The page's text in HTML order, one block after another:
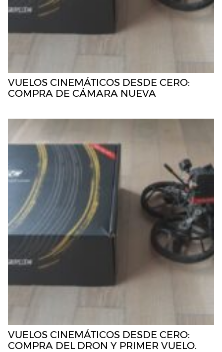
VUELOS CINEMÁTICOS DESDE CERO:
COMPRA DE CÁMARA NUEVA
VUELOS CINEMÁTICOS DESDE CERO:
COMPRA DEL DRON Y PRIMER VUELO.